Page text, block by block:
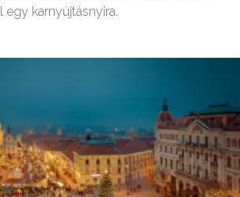
egy karnyújtásnyira.